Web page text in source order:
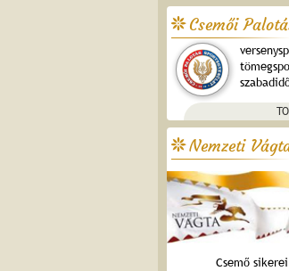
Csemői
Nemzeti
Csemő sikerei